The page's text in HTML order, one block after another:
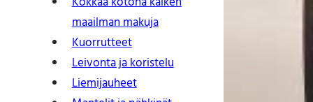
maailman makuja
Kuorrutteet
Leivonta ja koristelu
Liemijauheet